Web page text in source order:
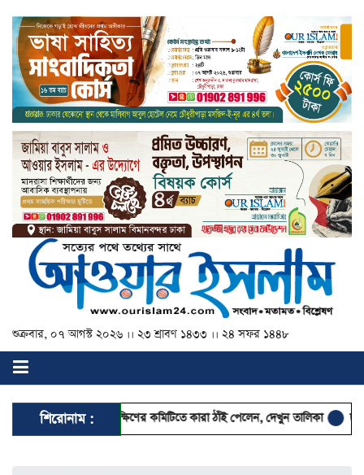
শুক্রবার, ০৭ আগস্ট ২০২৬ ।। ২৩ শ্রাবণ ১৪৩৩ ।। ২৪ সফর ১৪৪৮
শিরোনাম :
মহানগর দক্ষিণের কমিটিতে কারা ঠাঁই পেলেন, দেখুন তালিকা ছুটিতেও